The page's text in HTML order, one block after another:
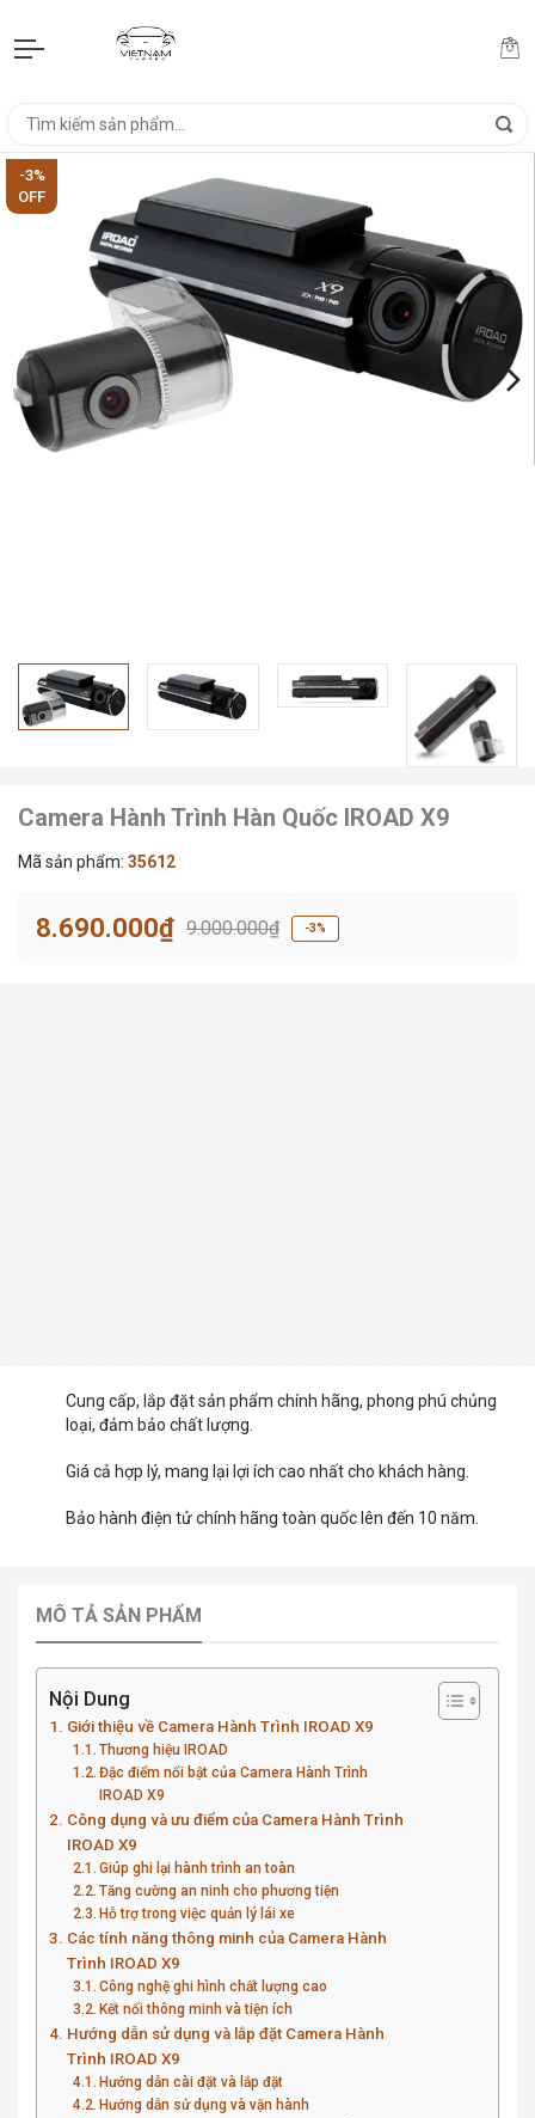
-3%
OFF
Camera Hành Trình Hàn Quốc IROAD X9
Mã sản phẩm: 35612
8.690.000₫ 9.000.000₫ -3%
Cung cấp, lắp đặt sản phẩm chính hãng, phong phú chủng
loại, đảm bảo chất lượng.
Giá cả hợp lý, mang lại lợi ích cao nhất cho khách hàng.
Bảo hành điện tử chính hãng toàn quốc lên đến 10 năm.
MÔ TẢ SẢN PHẨM
Nội Dung
Giới thiệu về Camera Hành Trình IROAD X9
Thương hiệu IROAD
Đặc điểm nổi bật của Camera Hành Trình
IROAD X9
Công dụng và ưu điểm của Camera Hành Trình
IROAD X9
Giúp ghi lại hành trình an toàn
Tăng cường an ninh cho phương tiện
Hỗ trợ trong việc quản lý lái xe
Các tính năng thông minh của Camera Hành
Trình IROAD X9
Công nghệ ghi hình chất lượng cao
Kết nối thông minh và tiện ích
Hướng dẫn sử dụng và lắp đặt Camera Hành
Trình IROAD X9
Hướng dẫn cài đặt và lắp đặt
Hướng dẫn sử dụng và vận hành